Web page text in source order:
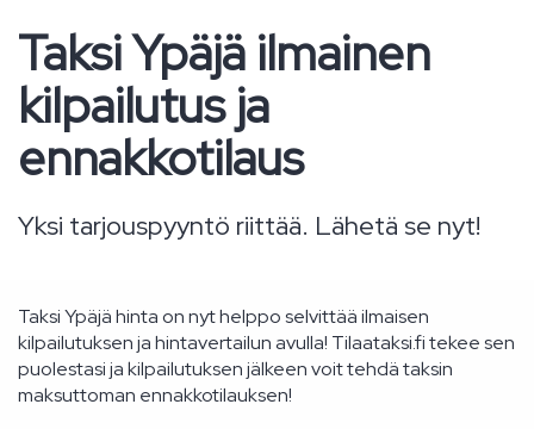
Taksi Ypäjä ilmainen
kilpailutus ja
ennakkotilaus
Yksi tarjouspyyntö riittää. Lähetä se nyt!
Taksi Ypäjä hinta on nyt helppo selvittää ilmaisen
kilpailutuksen ja hintavertailun avulla! Tilaataksi.fi tekee sen
puolestasi ja kilpailutuksen jälkeen voit tehdä taksin
maksuttoman ennakkotilauksen!